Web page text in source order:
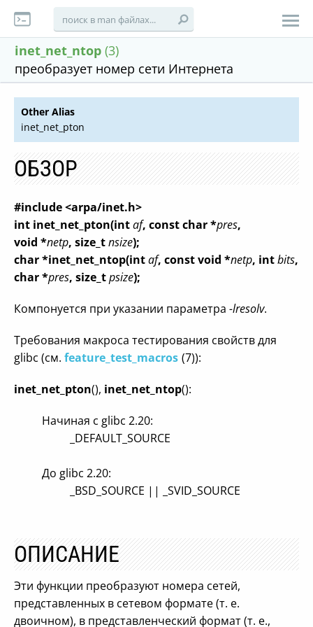
inet_net_ntop (3)
преобразует номер сети Интернета
Other Alias
inet_net_pton
ОБЗОР
#include <arpa/inet.h>
int inet_net_pton(intaf, const char *pres,
void *netp, size_tnsize);
char *inet_net_ntop(intaf, const void *netp, intbits,
char *pres, size_tpsize);
Компонуется при указании параметра -lresolv.
Требования макроса тестирования свойств для
glibc (см. feature_test_macros (7)):
inet_net_pton(), inet_net_ntop():
Начиная с glibc 2.20:
_DEFAULT_SOURCE
До glibc 2.20:
_BSD_SOURCE || _SVID_SOURCE
ОПИСАНИЕ
Эти функции преобразуют номера сетей,
представленных в сетевом формате (т. е.
двоичном), в представленческий формат (т. е.,